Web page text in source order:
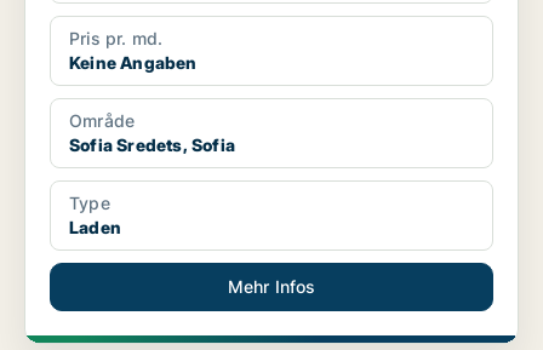
Pris pr. md.
Keine Angaben
Område
Sofia Sredets, Sofia
Type
Laden
Mehr Infos